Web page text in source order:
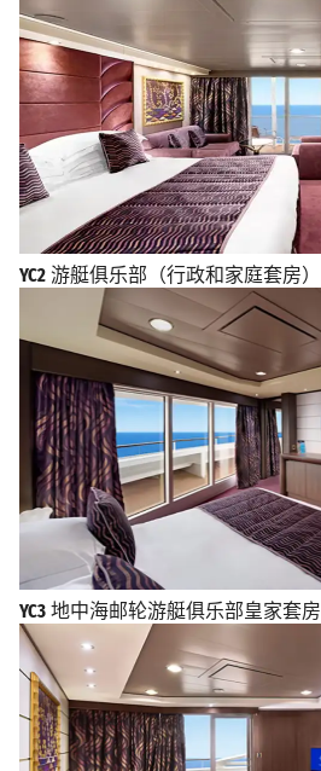
YC2 游艇俱乐部（行政和家庭套房）
YC3 地中海邮轮游艇俱乐部皇家套房